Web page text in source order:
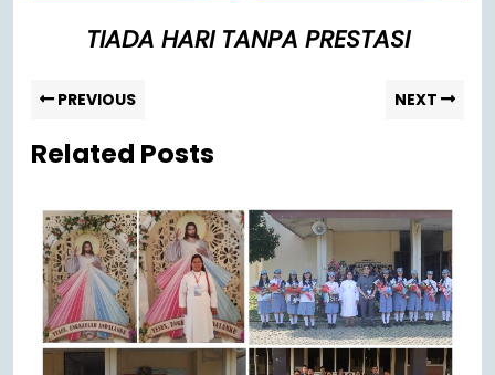
TIADA HARI TANPA PRESTASI
PREVIOUS NEXT
Related Posts